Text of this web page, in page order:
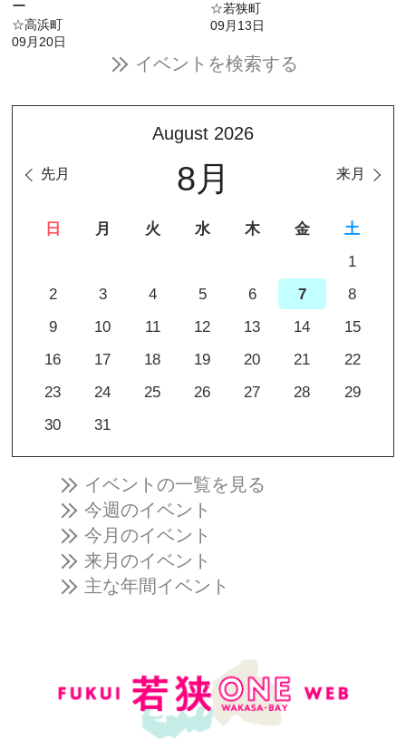
ー
☆高浜町
09月20日
☆若狭町
09月13日
イベントを検索する
August 2026
先月 8月 来月
日 月 火 水 木 金
土
1
2
3 4 5 6 7
8
9
10 11 12 13 14
15
16
17 18 19 20 21
22
23
24 25 26 27 28
29
30
31
イベントの一覧を見る
今週のイベント
今月のイベント
来月のイベント
主な年間イベント